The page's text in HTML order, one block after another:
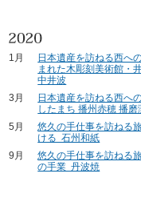
1月
日本遺産を訪ねる西へ
まれた木彫刻美術館・
中井波
3月
日本遺産を訪ねる西へ
したまち 播州赤穂 播
5月
悠久の手仕事を訪ねる
ける 石州和紙
9月
悠久の手仕事を訪ねる
の手業 丹波焼